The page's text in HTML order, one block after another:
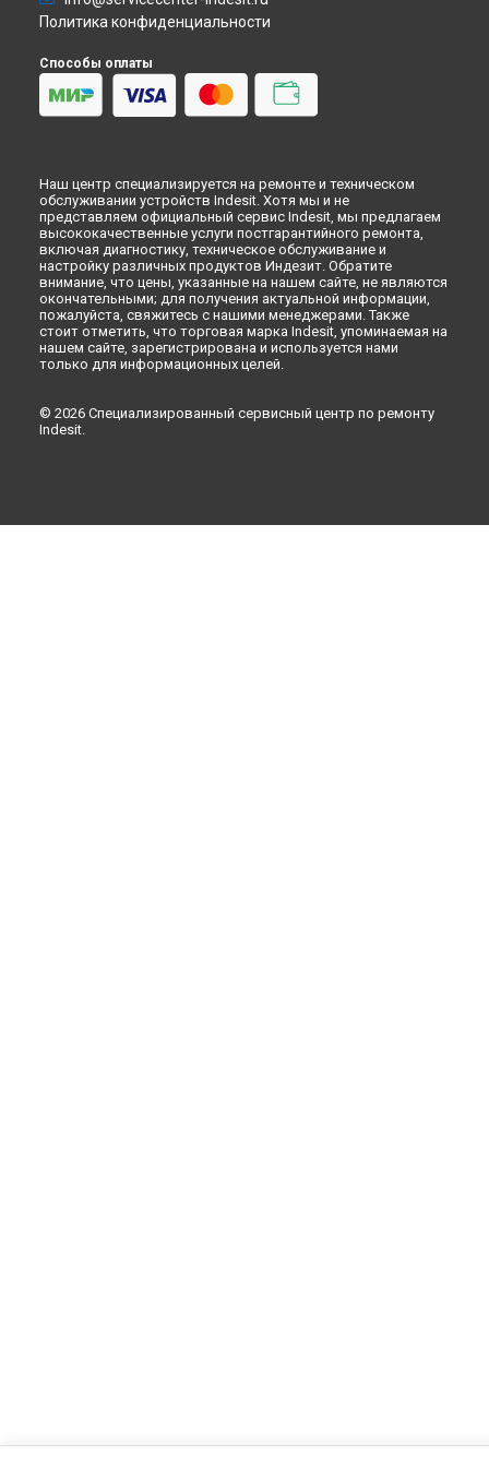
Ремонт варочной панели PIM 640 AS BK Indesit в
Ремонт варочной панели PIM 640 AS BK Indesit в
Ремонт варочной панели PIM 640 AS BK Indesit в
Ремонт варочной панели PIM 640 AS BK Indesit в
Политика конфиденциальности
Способы оплаты
Наш центр специализируется на ремонте и техническом
обслуживании устройств Indesit. Хотя мы и не
представляем официальный сервис Indesit, мы предлагаем
высококачественные услуги постгарантийного ремонта,
включая диагностику, техническое обслуживание и
настройку различных продуктов Индезит. Обратите
внимание, что цены, указанные на нашем сайте, не являются
окончательными; для получения актуальной информации,
пожалуйста, свяжитесь с нашими менеджерами. Также
стоит отметить, что торговая марка Indesit, упоминаемая на
нашем сайте, зарегистрирована и используется нами
только для информационных целей.
© 2026 Специализированный сервисный центр по ремонту
Indesit.